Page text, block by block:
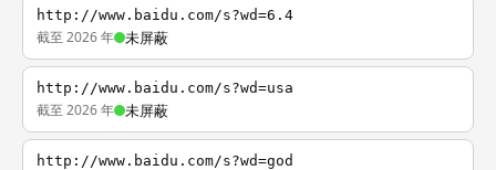
http://www.baidu.com/s?wd=6.4
截至 2026 年 未屏蔽
http://www.baidu.com/s?wd=usa
截至 2026 年 未屏蔽
http://www.baidu.com/s?wd=god